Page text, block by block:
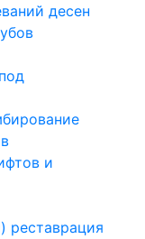
десен
и
реставрация